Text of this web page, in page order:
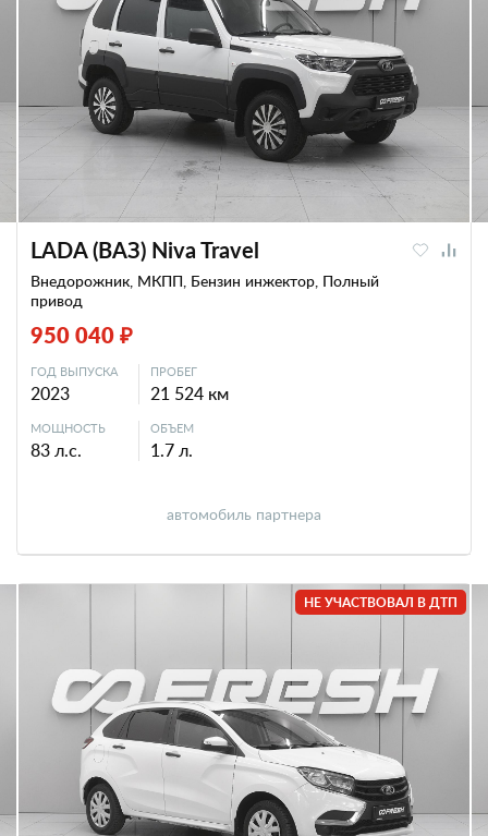
LADA (ВАЗ) Niva Travel
Внедорожник, МКПП, Бензин инжектор, Полный
привод
950 040 ₽
ГОД ВЫПУСКА
2023
ПРОБЕГ
21 524 км
МОЩНОСТЬ
83 л.с.
ОБЪЕМ
1.7 л.
автомобиль партнера
НЕ УЧАСТВОВАЛ В ДТП